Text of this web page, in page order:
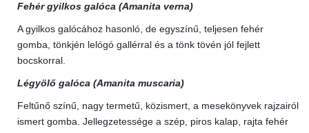
Fehér gyilkos galóca (Amanita verna)
A gyilkos galócához hasonló, de egyszínű, teljesen fehér
gomba, tönkjén lelógó gallérral és a tönk tövén jól fejlett
bocskorral.
Légyölő galóca (Amanita muscaria)
Feltűnő színű, nagy termetű, közismert, a mesekönyvek rajzairól
ismert gomba. Jellegzetessége a szép, piros kalap, rajta fehér